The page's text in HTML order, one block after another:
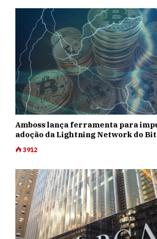
Amboss lança ferramenta para
adoção da Lightning Network do
3912